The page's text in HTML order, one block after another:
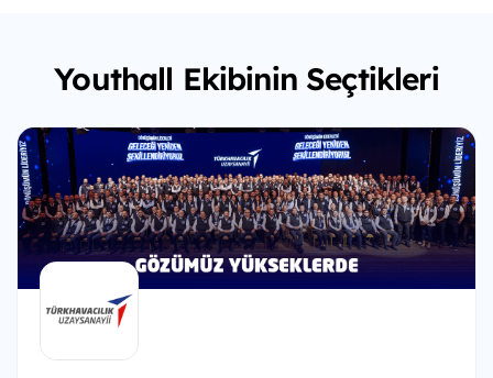
Youthall Ekibinin Seçtikleri